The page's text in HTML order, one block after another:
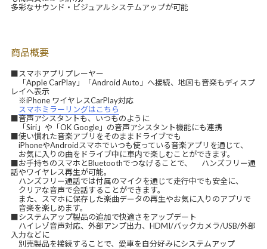
多彩なサウンド・ビジュアルシステムアップが可能
商品概要
■スマホアプリプレーヤー
「Apple CarPlay」「Android Auto」へ接続、地図も音楽もディスプ
レイへ表示
※iPhone ワイヤレスCarPlay対応
スマホミラーリングはこちら
■音声アシスタントも、いつものように
「Siri」や「OK Google」の音声アシスタント機能にも連携
■使い慣れた音楽アプリをそのままドライブでも
iPhoneやAndroidスマホでいつも使っている音楽アプリを通じて、
お気に入りの曲をドライブ中に車内で楽しむことができます。
■お手持ちのスマホとBluetoothでつなげることで、 ハンズフリー通
話やワイヤレス再生が可能。
ハンズフリー通話では付属のマイクを通じて走行中でも安全に、
クリアな音声で会話することができます。
また、スマホに保存した楽曲データの再生やお気に入りのアプリで
音楽を楽しめます。
■システムアップ製品の追加で快適さをアップデート
ハイレゾ音声対応、外部アンプ出力、HDMI/バックカメラ/USB/外部
入力などに
別売製品を接続することで、愛車を自分好みにシステムアップ